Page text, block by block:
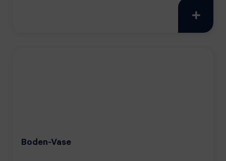
Boden-Vase